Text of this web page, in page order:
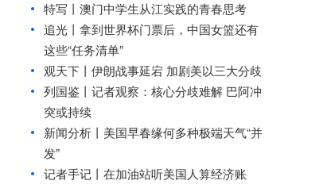
特写丨澳门中学生从江实践的青春思考
追光丨拿到世界杯门票后，中国女篮还有
这些“任务清单”
观天下丨伊朗战事延宕 加剧美以三大分歧
列国鉴丨记者观察：核心分歧难解 巴阿冲
突或持续
新闻分析丨美国早春缘何多种极端天气“并
发”
记者手记丨在加油站听美国人算经济账